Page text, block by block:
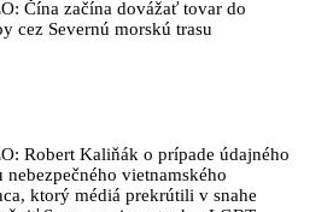
sveta, ale aj o tom, ako Maťo
začal svoje politické názory
Čína začína dovážať tovar do
cez Severnú morskú trasu
Robert Kaliňák o prípade údajného
nebezpečného vietnamského
ktorý médiá prekrútili v snahe